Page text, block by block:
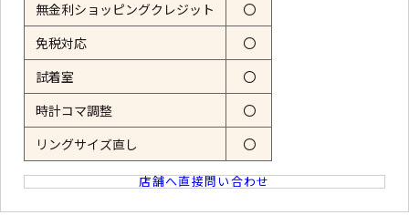
無金利ショッピングクレジット 〇
免税対応 〇
試着室 〇
時計コマ調整 〇
リングサイズ直し 〇
店舗へ直接問い合わせ